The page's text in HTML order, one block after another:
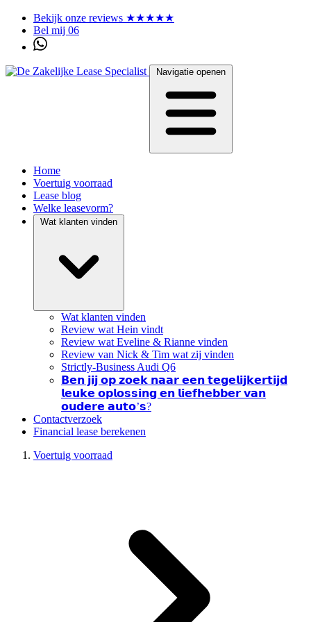
Bekijk onze reviews ★★★★★
Bel mij 06
Navigatie openen
Home
Voertuig voorraad
Lease blog
Welke leasevorm?
Wat klanten vinden
Wat klanten vinden
Review wat Hein vindt
Review wat Eveline & Rianne vinden
Review van Nick & Tim wat zij vinden
Strictly-Business Audi Q6
𝗕𝗲𝗻 𝗷𝗶𝗷 𝗼𝗽 𝘇𝗼𝗲𝗸 𝗻𝗮𝗮𝗿 𝗲𝗲𝗻 𝘁𝗲𝗴𝗲𝗹𝗶𝗷𝗸𝗲𝗿𝘁𝗶𝗷𝗱
𝗹𝗲𝘂𝗸𝗲 𝗼𝗽𝗹𝗼𝘀𝘀𝗶𝗻𝗴 𝗲𝗻 𝗹𝗶𝗲𝗳𝗵𝗲𝗯𝗯𝗲𝗿 𝘃𝗮𝗻
𝗼𝘂𝗱𝗲𝗿𝗲 𝗮𝘂𝘁𝗼’𝘀?
Contactverzoek
Financial lease berekenen
Voertuig voorraad